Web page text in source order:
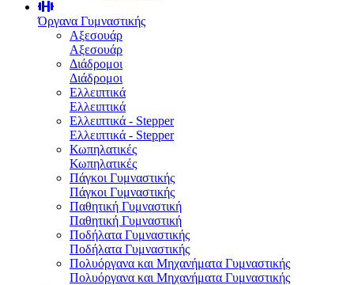
Όργανα Γυμναστικής
Αξεσουάρ
Αξεσουάρ
Διάδρομοι
Διάδρομοι
Ελλειπτικά
Ελλειπτικά
Ελλειπτικά - Stepper
Ελλειπτικά - Stepper
Κωπηλατικές
Κωπηλατικές
Πάγκοι Γυμναστικής
Πάγκοι Γυμναστικής
Παθητική Γυμναστική
Παθητική Γυμναστική
Ποδήλατα Γυμναστικής
Ποδήλατα Γυμναστικής
Πολυόργανα και Μηχανήματα Γυμναστικής
Πολυόργανα και Μηχανήματα Γυμναστικής